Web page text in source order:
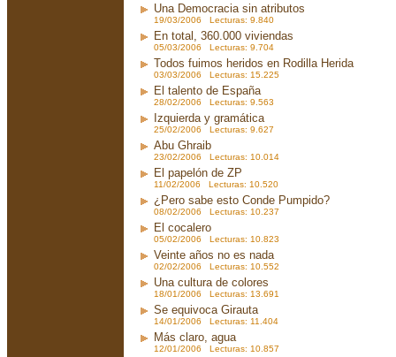
Una Democracia sin atributos
19/03/2006 Lecturas: 9.840
En total, 360.000 viviendas
05/03/2006 Lecturas: 9.704
Todos fuimos heridos en Rodilla Herida
03/03/2006 Lecturas: 15.225
El talento de España
28/02/2006 Lecturas: 9.563
Izquierda y gramática
25/02/2006 Lecturas: 9.627
Abu Ghraib
23/02/2006 Lecturas: 10.014
El papelón de ZP
11/02/2006 Lecturas: 10.520
¿Pero sabe esto Conde Pumpido?
08/02/2006 Lecturas: 10.237
El cocalero
05/02/2006 Lecturas: 10.823
Veinte años no es nada
02/02/2006 Lecturas: 10.552
Una cultura de colores
18/01/2006 Lecturas: 13.691
Se equivoca Girauta
14/01/2006 Lecturas: 11.404
Más claro, agua
12/01/2006 Lecturas: 10.857